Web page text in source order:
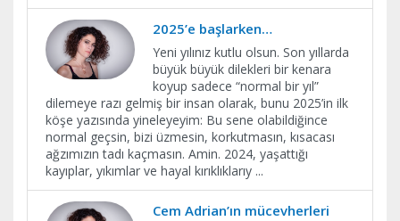
2025’e başlarken…
Yeni yılınız kutlu olsun. Son yıllarda
büyük büyük dilekleri bir kenara
koyup sadece “normal bir yıl”
dilemeye razı gelmiş bir insan olarak, bunu 2025’in ilk
köşe yazısında yineleyeyim: Bu sene olabildiğince
normal geçsin, bizi üzmesin, korkutmasın, kısacası
ağzımızın tadı kaçmasın. Amin. 2024, yaşattığı
kayıplar, yıkımlar ve hayal kırıklıklarıy ...
Cem Adrian’ın mücevherleri